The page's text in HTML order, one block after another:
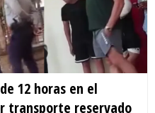
12 horas en el
transporte reservado